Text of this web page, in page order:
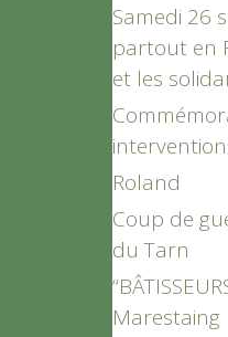
Samedi 26
partout en
et les
Roland
Coup de
du Tarn
Marestaing